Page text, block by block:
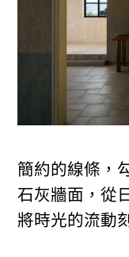
簡約的線條，
石灰牆面，從
將時光的流動